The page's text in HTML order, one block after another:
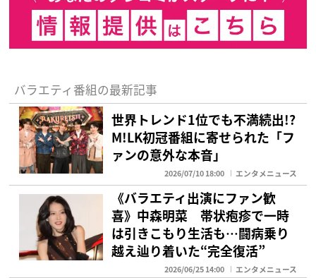
バラエティ番組の最新記事
世界トレンド1位でも不満続出!?︎
M!LK初冠番組に寄せられた「フ
ァンの意外な本音」
2026/07/10 18:00 エンタメニュース
《バラエティ出演にファン歓
喜》中森明菜 帯状疱疹で一時
は引きこもり生活も…闘病乗り
越え辿り着いた“完全復活”
2026/06/25 14:00 エンタメニュース